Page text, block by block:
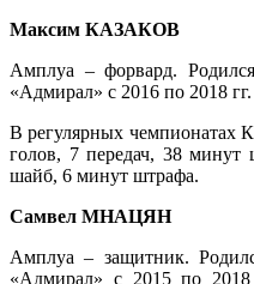
Максим КАЗАКОВ
Амплуа – форвард.
«Адмирал» с 2016 по 2018 гг.
В регулярных чемпионатах
голов, 7 передач, 38
шайб, 6 минут штрафа.
Самвел МНАЦЯН
Амплуа – защитник.
«Адмирал» с 2015 по